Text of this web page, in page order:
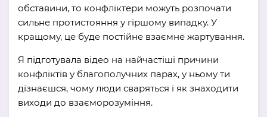
обставини, то конфліктери можуть розпочати
сильне протистояння у гіршому випадку. У
кращому, це буде постійне взаємне жартування.
Я підготувала відео на найчастіші причини
конфліктів у благополучних парах, у ньому ти
дізнаєшся, чому люди сваряться і як знаходити
виходи до взаєморозуміння.